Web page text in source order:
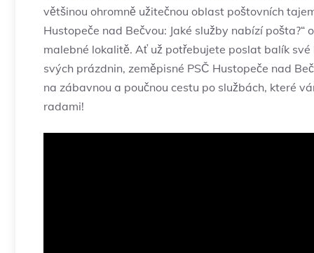
většinou ohromně užitečnou ​oblast poštovních
Hustopeče nad Bečvou: Jaké služby nabízí
malebné lokalitě. ⁣Ať už potřebujete poslat balík
svých prázdnin,⁢ zeměpisné PSČ Hustopeče ⁢nad
⁣na ​zábavnou a poučnou cestu‌ po službách, které
radami!